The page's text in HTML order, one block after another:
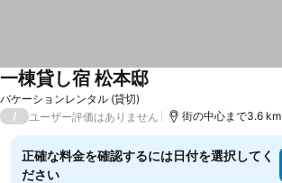
バケーションレンタル (貸切)
一棟貸し宿 松本邸料金を表示
/ ユーザー評価はありません 街の中心まで3.6 km
正確な料金を確認するには日付を選択してく
ださい